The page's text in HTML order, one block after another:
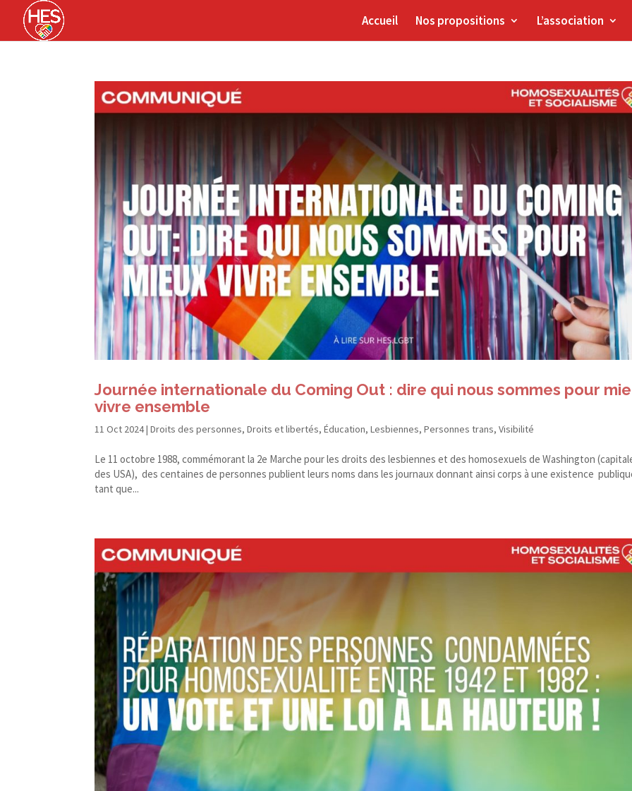
Accueil Nos propositions L’association
Journée internationale du Coming Out : dire qui nous sommes pour
vivre ensemble
11 Oct 2024|Droits des personnes,Droits et libertés,Éducation,Lesbiennes,Personnes trans,Visibilité
Le 11 octobre 1988, commémorant la 2e Marche pour les droits des lesbiennes et des homosexuels de Washington
des USA), des centaines de personnes publient leurs noms dans les journaux donnant ainsi corps à une existence
tant que...